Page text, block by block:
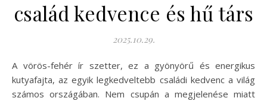
család kedvence és hű társ
2025.10.29.
A vörös-fehér ír szetter, ez a gyönyörű és energikus
kutyafajta, az egyik legkedveltebb családi kedvenc a világ
számos országában. Nem csupán a megjelenése miatt